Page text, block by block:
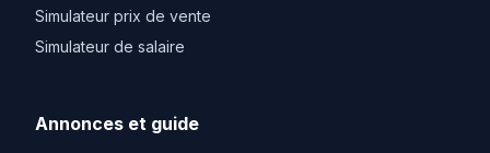
Simulateur prix de vente
Simulateur de salaire
Annonces et guide